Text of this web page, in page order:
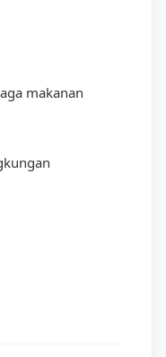
makanan